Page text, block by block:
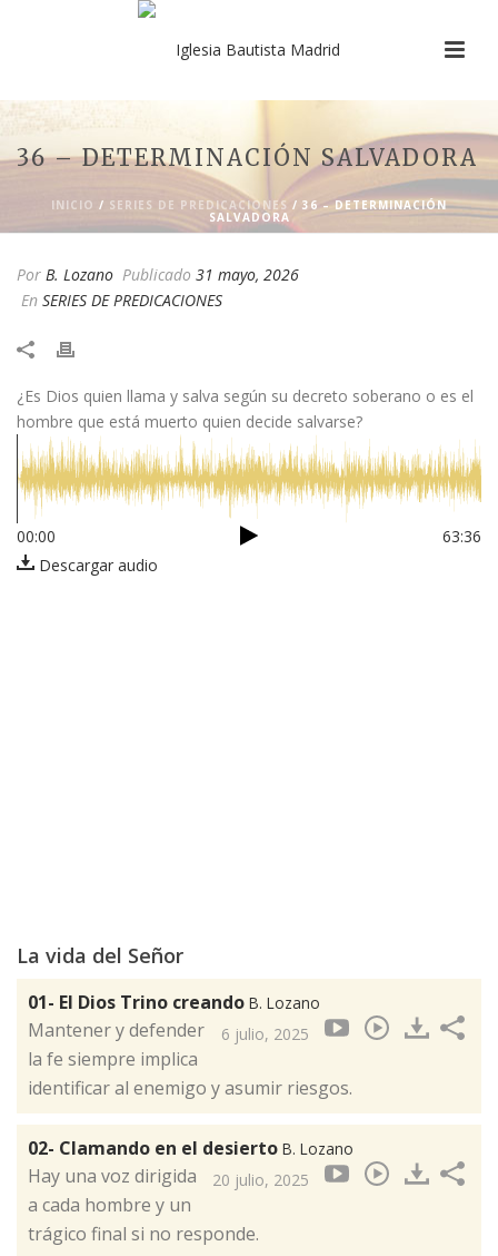
36 – DETERMINACIÓN SALVADORA
INICIO / SERIES DE PREDICACIONES / 36 – DETERMINACIÓN
SALVADORA
Por B. Lozano Publicado 31 mayo, 2026
En SERIES DE PREDICACIONES
¿Es Dios quien llama y salva según su decreto soberano o es el
hombre que está muerto quien decide salvarse?
00:00
63:36
Descargar audio
La vida del Señor
01- El Dios Trino creando B. Lozano
6 julio, 2025
Mantener y defender
la fe siempre implica
identificar al enemigo y asumir riesgos.
02- Clamando en el desierto B. Lozano
20 julio, 2025
Hay una voz dirigida
a cada hombre y un
trágico final si no responde.